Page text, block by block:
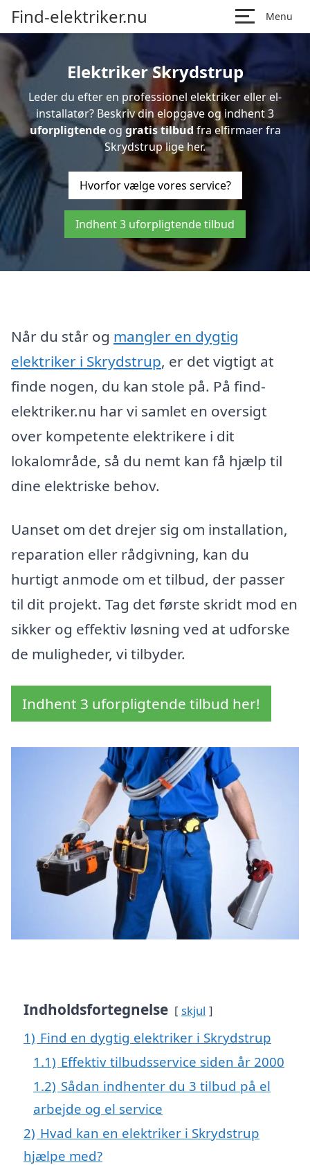
Find-elektriker.nu Menu
Elektriker Skrydstrup
Leder du efter en professionel elektriker eller el-
installatør? Beskriv din elopgave og indhent 3
uforpligtendeoggratis tilbud fra elfirmaer fra
Skrydstrup lige her.
Hvorfor vælge vores service?
Indhent 3 uforpligtende tilbud
Når du står og mangler en dygtig
elektriker i Skrydstrup, er det vigtigt at
finde nogen, du kan stole på. På find-
elektriker.nu har vi samlet en oversigt
over kompetente elektrikere i dit
lokalområde, så du nemt kan få hjælp til
dine elektriske behov.
Uanset om det drejer sig om installation,
reparation eller rådgivning, kan du
hurtigt anmode om et tilbud, der passer
til dit projekt. Tag det første skridt mod en
sikker og effektiv løsning ved at udforske
de muligheder, vi tilbyder.
Indhent 3 uforpligtende tilbud her!
Indholdsfortegnelse skjul
1) Find en dygtig elektriker i Skrydstrup
1.1) Effektiv tilbudsservice siden år 2000
1.2) Sådan indhenter du 3 tilbud på el
arbejde og el service
2) Hvad kan en elektriker i Skrydstrup
hjælpe med?